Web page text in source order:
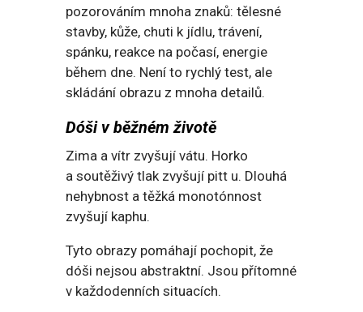
pozorováním mnoha znaků: tělesné
stavby, kůže, chuti k jídlu, trávení,
spánku, reakce na počasí, energie
během dne. Není to rychlý test, ale
skládání obrazu z mnoha detailů.
Dóši v běžném životě
Zima a vítr zvyšují vátu. Horko
a soutěživý tlak zvyšují pitt u. Dlouhá
nehybnost a těžká monotónnost
zvyšují kaphu.
Tyto obrazy pomáhají pochopit, že
dóši nejsou abstraktní. Jsou přítomné
v každodenních situacích.